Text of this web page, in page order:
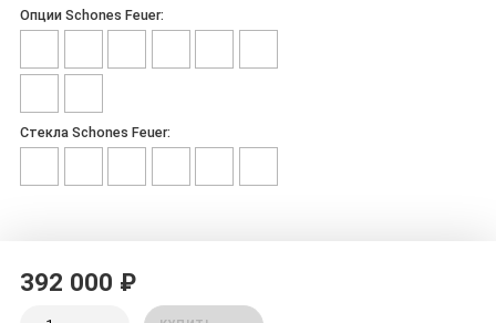
Опции Schones Feuer:
Стекла Schones Feuer:
392 000 ₽